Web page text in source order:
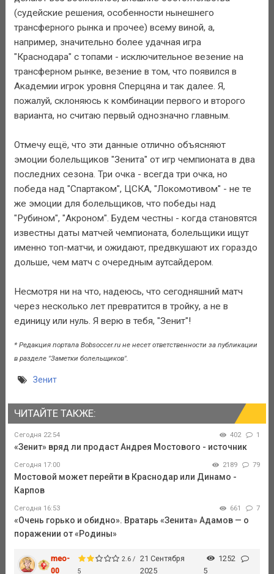
(судейские решения, особенности нынешнего
трансферного рынка и прочее) всему виной, а,
например, значительно более удачная игра
"Краснодара" с топами - исключительное везение на
трансферном рынке, везение в том, что появился в
Академии игрок уровня Сперцяна и так далее. Я,
пожалуй, склоняюсь к комбинации первого и второго
варианта, но считаю первый однозначно главным.
Отмечу ещё, что эти данные отлично объясняют
эмоции болельщиков "Зенита" от игр чемпионата в два
последних сезона. Три очка - всегда три очка, но
победа над "Спартаком", ЦСКА, "Локомотивом" - не те
же эмоции для болельщиков, что победы над
"Рубином", "Акроном". Будем честны - когда становятся
известны даты матчей чемпионата, болельщики ищут
именно топ-матчи, и ожидают, предвкушают их гораздо
дольше, чем матч с очередным аутсайдером.
Несмотря ни на что, надеюсь, что сегодняшний матч
через несколько лет превратится в тройку, а не в
единицу или нуль. Я верю в тебя, "Зенит"!
* Редакция портала Bobsoccer.ru не несет ответственности за публикации
в разделе "Заметки болельщиков".
Зенит
ЧИТАЙТЕ ТАКЖЕ:
Сегодня 22:54 402 1
«Зенит» вряд ли продаст Андрея Мостового - источник
Сегодня 17:00 2189 79
Мостовой может перейти в Краснодар или Динамо -
Карпов
Сегодня 16:53 661 7
«Очень горько и обидно». Вратарь «Зенита» Адамов — о
поражении от «Родины»
meo-
00
2.6 /
5
21 Сентября
2025
1252
5